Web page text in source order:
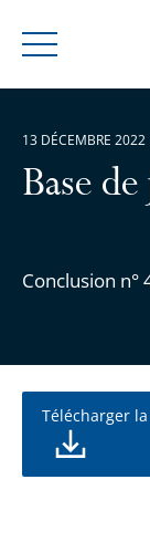
Menu
Base
Conclusion n°
13 DÉCEMBRE 2022
Télécharger